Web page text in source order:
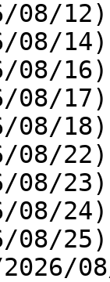
08/
08/
08/
08/
08/
08/
08/
08/
08/